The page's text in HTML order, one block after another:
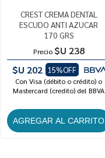
CREST CREMA DENTAL
ESCUDO ANTI AZUCAR
170 GRS
Precio $U 238
$U 202
15%OFF
Con Visa (débito o crédito) o
Mastercard (credito) del BBVA